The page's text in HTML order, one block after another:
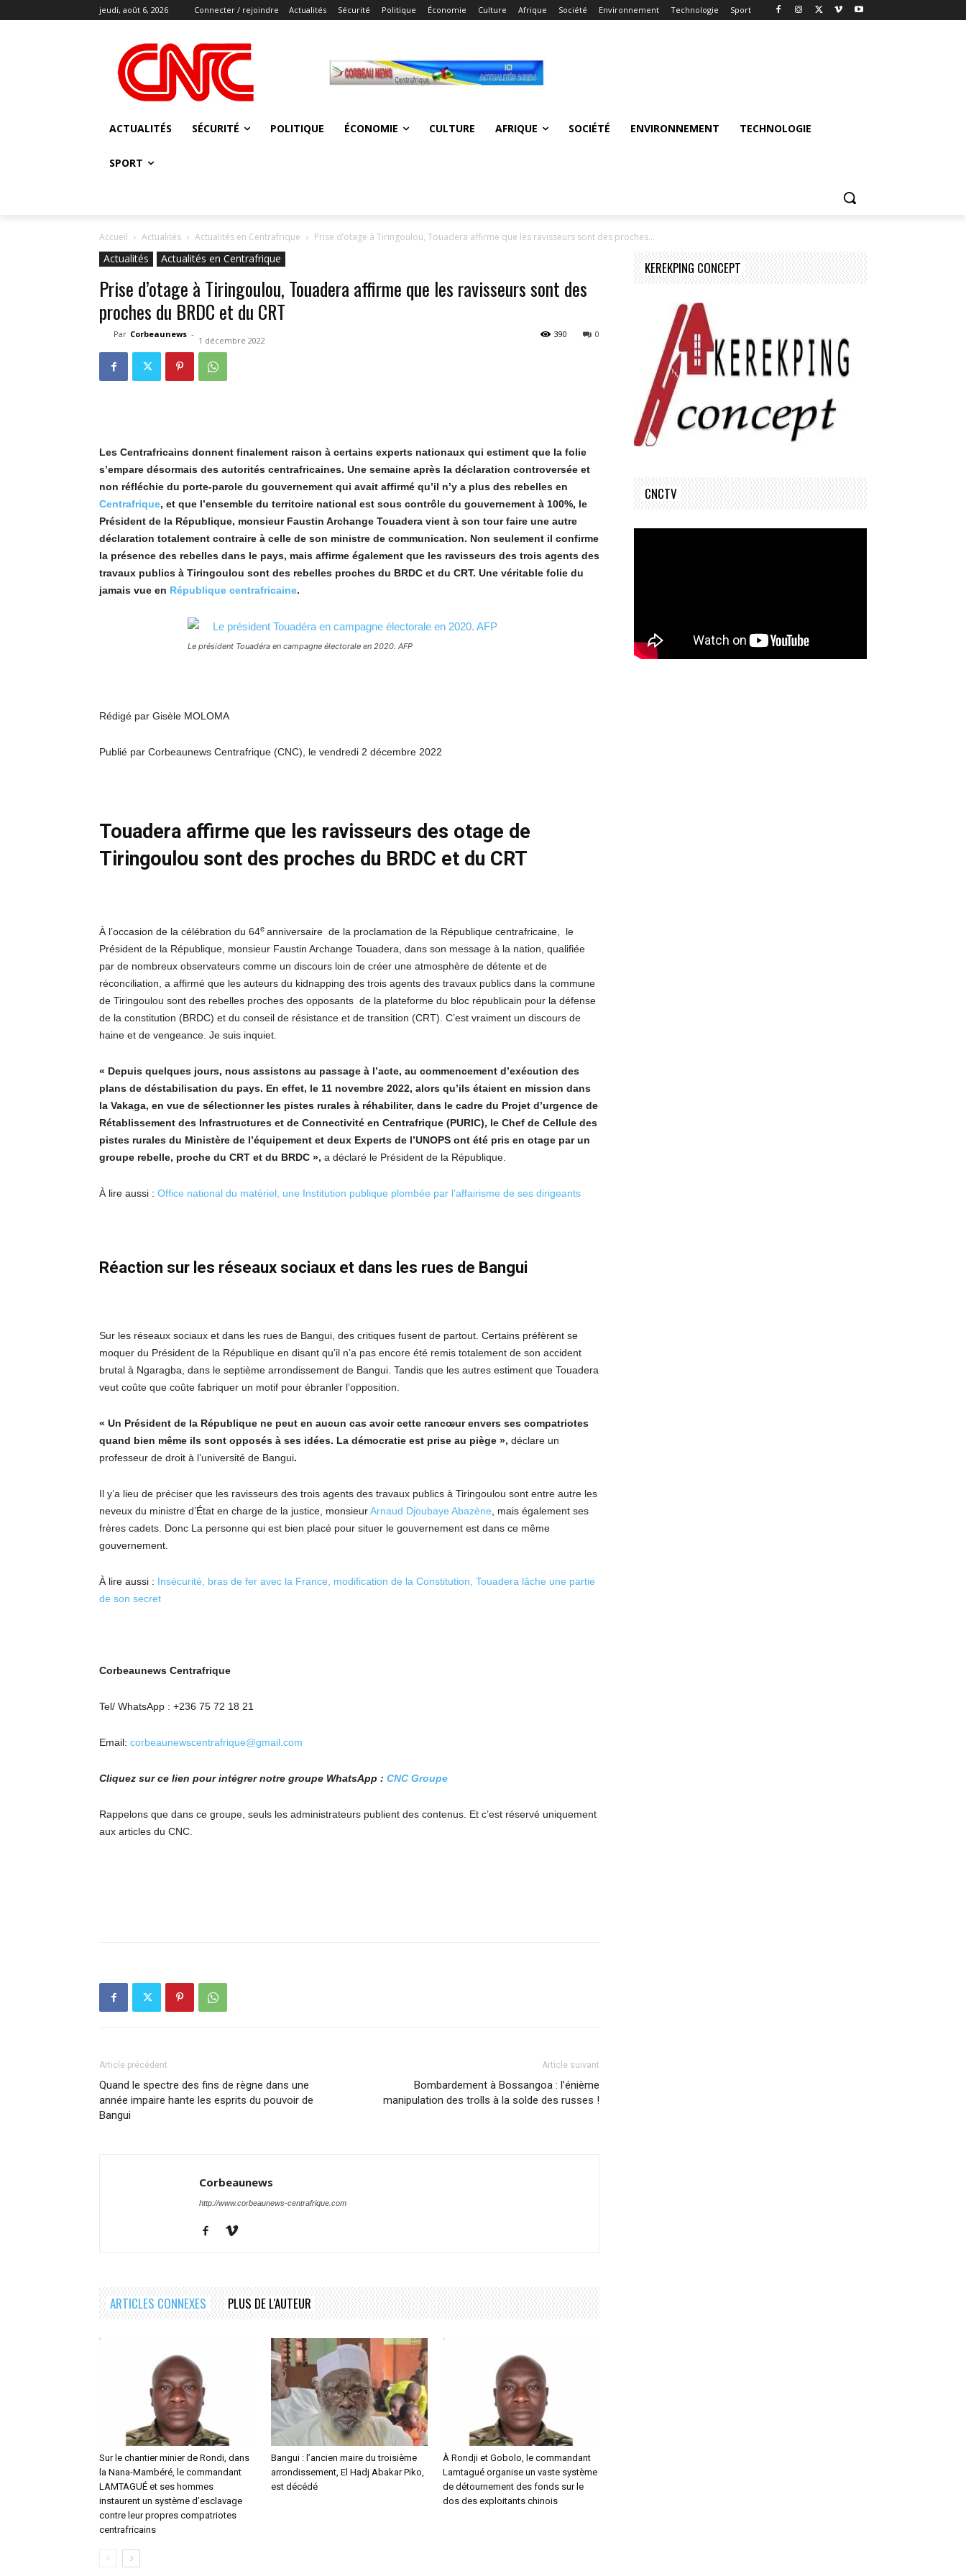
jeudi, août 6, 2026 Connecter / rejoindre Actualités Sécurité Politique Économie Culture Afrique Société Environnement Technologie Sport
ACTUALITÉS SÉCURITÉ POLITIQUE ÉCONOMIE CULTURE AFRIQUE SOCIÉTÉ ENVIRONNEMENT TECHNOLOGIE
SPORT
Accueil Actualités Actualités en Centrafrique Prise d’otage à Tiringoulou, Touadera affirme que les ravisseurs sont des proches...
Actualités Actualités en Centrafrique
Prise d’otage à Tiringoulou, Touadera affirme que les ravisseurs sont des
proches du BRDC et du CRT
Par Corbeaunews -
1 décembre 2022
0
390
Les Centrafricains donnent finalement raison à certains experts nationaux qui estiment que la folie
s’empare désormais des autorités centrafricaines. Une semaine après la déclaration controversée et
non réfléchie du porte-parole du gouvernement qui avait affirmé qu’il n’y a plus des rebelles en
Centrafrique, et que l’ensemble du territoire national est sous contrôle du gouvernement à 100%, le
Président de la République, monsieur Faustin Archange Touadera vient à son tour faire une autre
déclaration totalement contraire à celle de son ministre de communication. Non seulement il confirme
la présence des rebelles dans le pays, mais affirme également que les ravisseurs des trois agents des
travaux publics à Tiringoulou sont des rebelles proches du BRDC et du CRT. Une véritable folie du
jamais vue en République centrafricaine.
Le président Touadéra en campagne électorale en 2020. AFP
Rédigé par Gisèle MOLOMA
Publié par Corbeaunews Centrafrique (CNC), le vendredi 2 décembre 2022
Touadera affirme que les ravisseurs des otage de
Tiringoulou sont des proches du BRDC et du CRT
À l’occasion de la célébration du 64e anniversaire de la proclamation de la République centrafricaine, le
Président de la République, monsieur Faustin Archange Touadera, dans son message à la nation, qualifiée
par de nombreux observateurs comme un discours loin de créer une atmosphère de détente et de
réconciliation, a affirmé que les auteurs du kidnapping des trois agents des travaux publics dans la commune
de Tiringoulou sont des rebelles proches des opposants de la plateforme du bloc républicain pour la défense
de la constitution (BRDC) et du conseil de résistance et de transition (CRT). C’est vraiment un discours de
haine et de vengeance. Je suis inquiet.
« Depuis quelques jours, nous assistons au passage à l’acte, au commencement d’exécution des
plans de déstabilisation du pays. En effet, le 11 novembre 2022, alors qu’ils étaient en mission dans
la Vakaga, en vue de sélectionner les pistes rurales à réhabiliter, dans le cadre du Projet d’urgence de
Rétablissement des Infrastructures et de Connectivité en Centrafrique (PURIC), le Chef de Cellule des
pistes rurales du Ministère de l’équipement et deux Experts de l’UNOPS ont été pris en otage par un
groupe rebelle, proche du CRT et du BRDC », a déclaré le Président de la République.
À lire aussi : Office national du matériel, une Institution publique plombée par l’affairisme de ses dirigeants
Réaction sur les réseaux sociaux et dans les rues de Bangui
Sur les réseaux sociaux et dans les rues de Bangui, des critiques fusent de partout. Certains préfèrent se
moquer du Président de la République en disant qu’il n’a pas encore été remis totalement de son accident
brutal à Ngaragba, dans le septième arrondissement de Bangui. Tandis que les autres estiment que Touadera
veut coûte que coûte fabriquer un motif pour ébranler l’opposition.
« Un Président de la République ne peut en aucun cas avoir cette rancœur envers ses compatriotes
quand bien même ils sont opposés à ses idées. La démocratie est prise au piège », déclare un
professeur de droit à l’université de Bangui.
Il y’a lieu de préciser que les ravisseurs des trois agents des travaux publics à Tiringoulou sont entre autre les
neveux du ministre d’État en charge de la justice, monsieurArnaud Djoubaye Abazène , mais également ses
frères cadets. Donc La personne qui est bien placé pour situer le gouvernement est dans ce même
gouvernement.
À lire aussi : Insécurité, bras de fer avec la France, modification de la Constitution, Touadera lâche une partie
de son secret
Corbeaunews Centrafrique
Tel/ WhatsApp : +236 75 72 18 21
Email: corbeaunewscentrafrique@gmail.com
Cliquez sur ce lien pour intégrer notre groupe WhatsApp : CNC Groupe
Rappelons que dans ce groupe, seuls les administrateurs publient des contenus. Et c’est réservé uniquement
aux articles du CNC.
Article précédent
Quand le spectre des fins de règne dans une
année impaire hante les esprits du pouvoir de
Bangui
Article suivant
Bombardement à Bossangoa : l’énième
manipulation des trolls à la solde des russes !
Corbeaunews
http://www.corbeaunews-centrafrique.com
ARTICLES CONNEXES PLUS DE L'AUTEUR
Sur le chantier minier de Rondi, dans
la Nana-Mambéré, le commandant
LAMTAGUÉ et ses hommes
instaurent un système d’esclavage
contre leur propres compatriotes
centrafricains
Bangui : l’ancien maire du troisième
arrondissement, El Hadj Abakar Piko,
est décédé
À Rondji et Gobolo, le commandant
Lamtagué organise un vaste système
de détournement des fonds sur le
dos des exploitants chinois
KEREKPING CONCEPT
CNCTV